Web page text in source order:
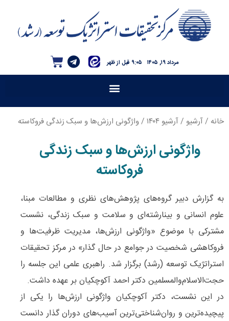
۹:۰۵ قبل از ظهر مرداد ۱۹, ۱۴۰۵
خانه /آرشیو /آرشیو ۱۴۰۴ / واژگونی ارزش‌ها و سبک زندگی فروکاسته
واژگونی ارزش‌ها و سبک زندگی
فروکاسته
به گزارش دبیر گروه‌های پژوهش‌های نظری و مطالعات مبنا،
علوم انسانی و بینارشته‌ای و سلامت و سبک زندگی، نشست
مشترکی با موضوع «واژگونی ارزش‌ها، مدیریت ظرفیت‌ها و
فروکاهشی شخصیت در جوامع در حال گذار» در مرکز تحقیقات
استراتژیک توسعه (رشد) برگزار شد. راهبری علمی این جلسه را
حجت‌الاسلام‌والمسلمین دکتر احمد آکوچکیان بر عهده داشت.
در این نشست، دکتر آکوچکیان واژگونی ارزش‌ها را یکی از
پیچیده‌ترین و روان‌شناختی‌ترین آسیب‌های دوران گذار دانست